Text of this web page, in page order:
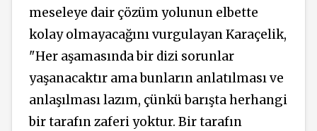
meseleye dair çözüm yolunun elbette
kolay olmayacağını vurgulayan Karaçelik,
"Her aşamasında bir dizi sorunlar
yaşanacaktır ama bunların anlatılması ve
anlaşılması lazım, çünkü barışta herhangi
bir tarafın zaferi yoktur. Bir tarafın